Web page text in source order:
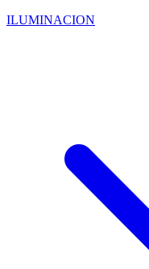
ILUMINACION